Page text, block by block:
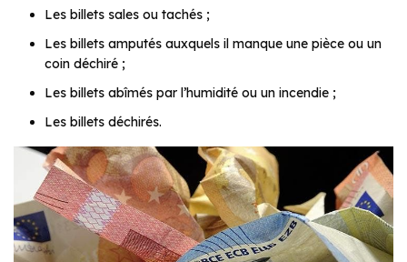
Les billets sales ou tachés ;
Les billets amputés auxquels il manque une pièce ou un
coin déchiré ;
Les billets abîmés par l’humidité ou un incendie ;
Les billets déchirés.